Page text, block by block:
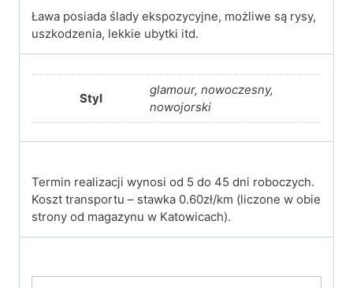
Ława posiada ślady ekspozycyjne, możliwe są rysy,
uszkodzenia, lekkie ubytki itd.
Styl
glamour, nowoczesny,
nowojorski
Termin realizacji wynosi od 5 do 45 dni roboczych.
Koszt transportu – stawka 0.60zł/km (liczone w obie
strony od magazynu w Katowicach).